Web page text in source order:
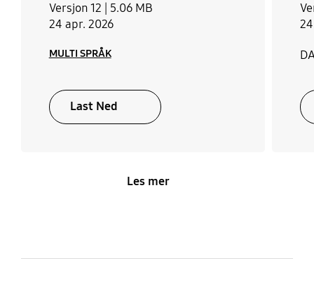
Versjon 12 | 5.06 MB
24 apr. 2026
MULTI SPRÅK
Last Ned
Les mer